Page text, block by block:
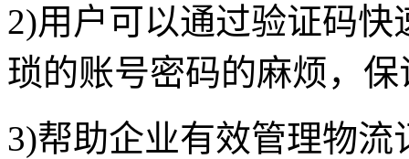
2)用户可以通过验证码
琐的账号密码的麻烦，
3)帮助企业有效管理物